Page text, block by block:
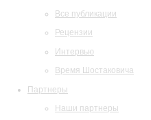
Все публикации
Рецензии
Интервью
Время Шостаковича
Партнеры
Наши партнеры